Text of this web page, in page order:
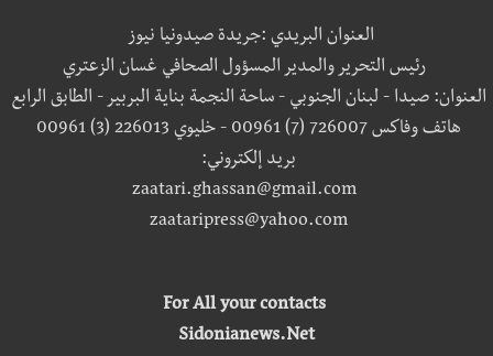
العنوان البريدي :جريدة صيدونيا نيوز
رئيس التحرير والمدير المسؤول الصحافي غسان الزعتري
العنوان: صيدا - لبنان الجنوبي - ساحة النجمة بناية البربير - الطابق الرابع
هاتف وفاكس 726007 (7) 00961 - خليوي 226013 (3) 00961
بريد إلكتروني:
zaatari.ghassan@gmail.com
zaataripress@yahoo.com
For All your contacts
Sidonianews.Net